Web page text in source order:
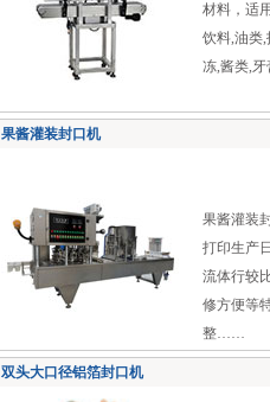
材料，适
饮料,油类
冻,酱类,
果酱灌装封口机
果酱灌装
打印生产
流体行较
修方便等
整……
双头大口径铝箔封口机